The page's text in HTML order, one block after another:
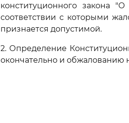
конституционного закона
соответствии с которыми
признается допустимой.
2. Определение
окончательно и обжалованию